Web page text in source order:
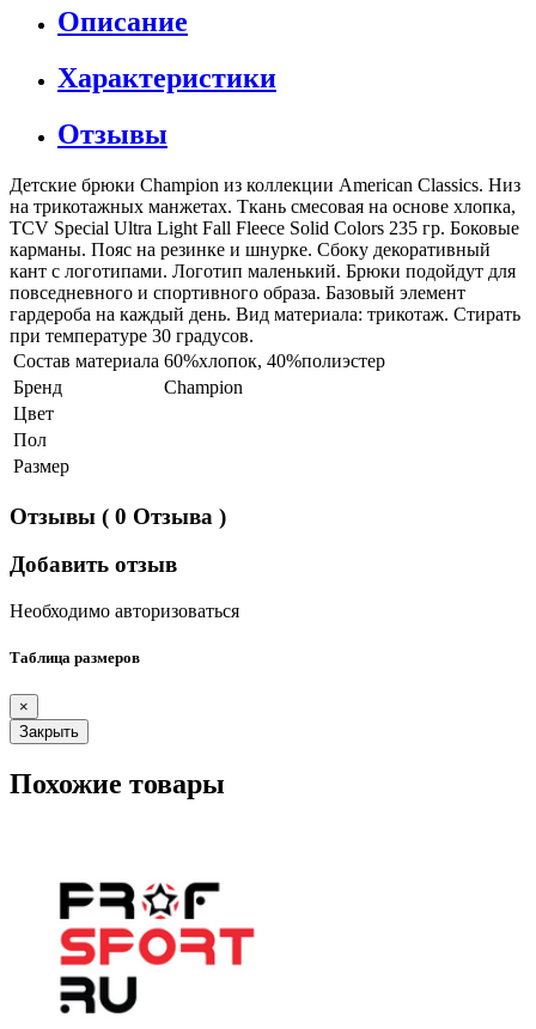
Описание
Характеристики
Отзывы
Детские брюки Champion из коллекции American Classics. Низ
на трикотажных манжетах. Ткань смесовая на основе хлопка,
TCV Special Ultra Light Fall Fleece Solid Colors 235 гр. Боковые
карманы. Пояс на резинке и шнурке. Сбоку декоративный
кант с логотипами. Логотип маленький. Брюки подойдут для
повседневного и спортивного образа. Базовый элемент
гардероба на каждый день. Вид материала: трикотаж. Стирать
при температуре 30 градусов.
Состав материала 60%хлопок, 40%полиэстер
Бренд
Champion
Цвет
Пол
Размер
Отзывы ( 0 Отзыва )
Добавить отзыв
Необходимо авторизоваться
Таблица размеров
×
Закрыть
Похожие товары